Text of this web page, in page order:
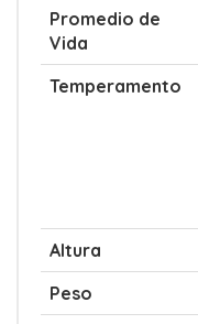
Promedio de
Vida
Temperamento
Altura
Peso